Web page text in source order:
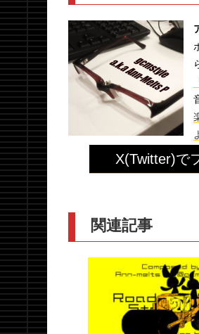
X(Twitter)で
関連記事